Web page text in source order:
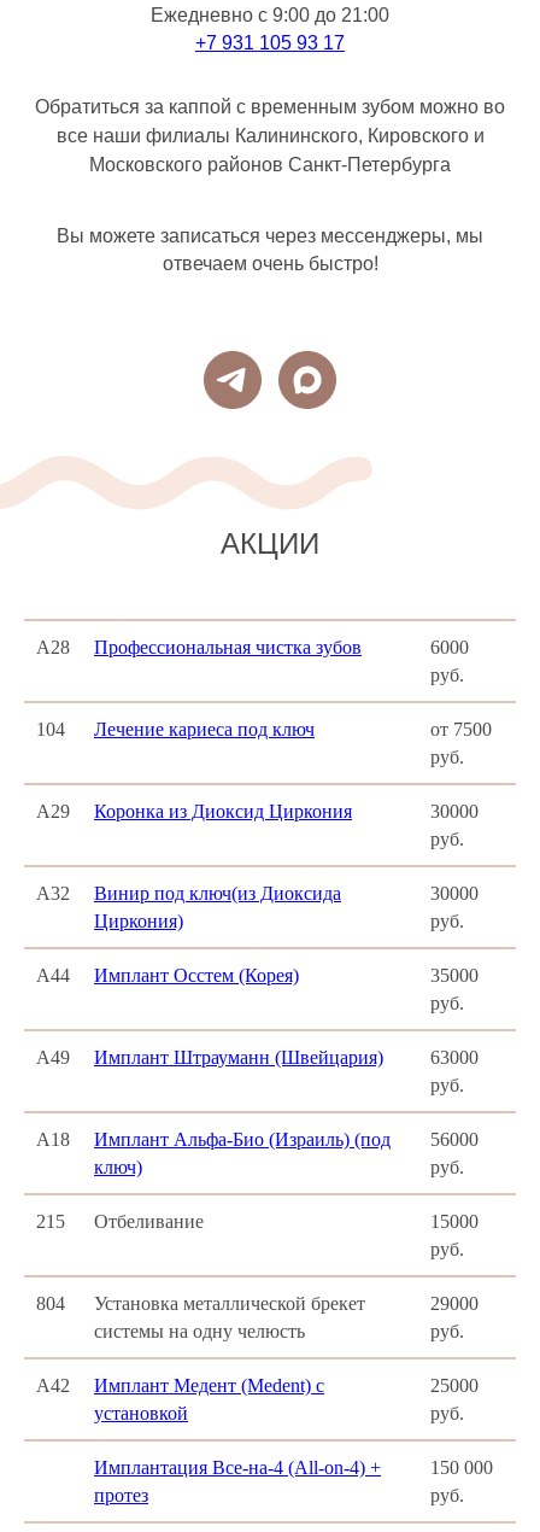
Ежедневно с 9:00 до 21:00
+7 931 105 93 17
Обратиться за каппой с временным зубом можно во
все наши филиалы Калининского, Кировского и
Московского районов Санкт-Петербурга
Вы можете записаться через мессенджеры, мы
отвечаем очень быстро!
АКЦИИ
А28 Профессиональная чистка зубов
6000
руб.
104 Лечение кариеса под ключ
от 7500
руб.
А29 Коронка из Диоксид Циркония
30000
руб.
А32
Винир под ключ(из Диоксида
Циркония)
30000
руб.
А44 Имплант Осстем (Корея)
35000
руб.
А49 Имплант Штрауманн (Швейцария)
63000
руб.
А18
Имплант Альфа-Био (Израиль) (под
ключ)
56000
руб.
215 Отбеливание
15000
руб.
804
Установка металлической брекет
системы на одну челюсть
29000
руб.
А42
Имплант Медент (Medent) с
установкой
25000
руб.
Имплантация Все-на-4 (All-on-4) +
протез
150 000
руб.